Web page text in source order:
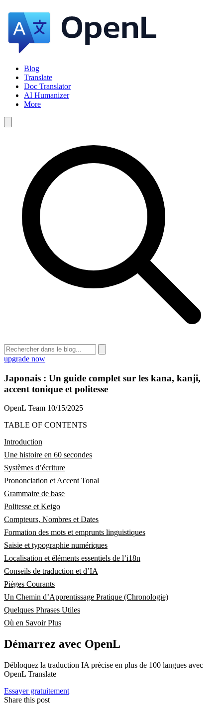
Blog
Translate
Doc Translator
AI Humanizer
More
upgrade now
Japonais : Un guide complet sur les kana, kanji,
accent tonique et politesse
OpenL Team 10/15/2025
TABLE OF CONTENTS
Introduction
Une histoire en 60 secondes
Systèmes d’écriture
Prononciation et Accent Tonal
Grammaire de base
Politesse et Keigo
Compteurs, Nombres et Dates
Formation des mots et emprunts linguistiques
Saisie et typographie numériques
Localisation et éléments essentiels de l’i18n
Conseils de traduction et d’IA
Pièges Courants
Un Chemin d’Apprentissage Pratique (Chronologie)
Quelques Phrases Utiles
Où en Savoir Plus
Démarrez avec OpenL
Débloquez la traduction IA précise en plus de 100 langues avec
OpenL Translate
Essayer gratuitement
Share this post